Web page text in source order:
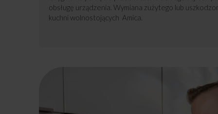
obsługę urządzenia. Wymiana zużytego lub
kuchni wolnostojących Amica.